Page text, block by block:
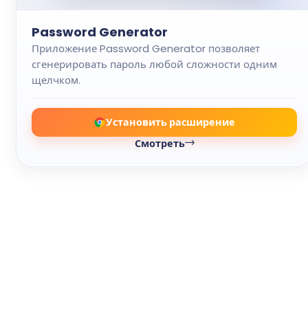
Password Generator
Приложение Password Generator позволяет
сгенерировать пароль любой сложности одним
щелчком.
Установить расширение
Смотреть